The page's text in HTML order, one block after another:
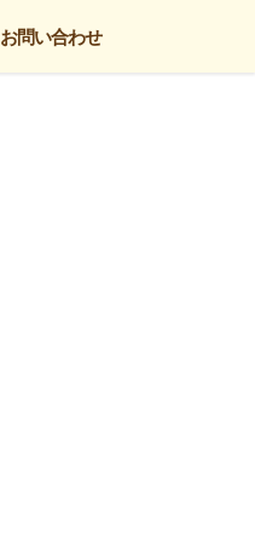
お問い合わせ